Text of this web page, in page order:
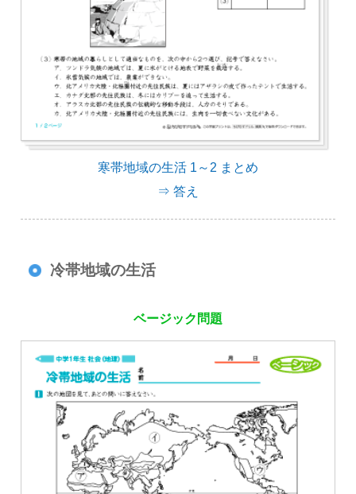
寒帯地域の生活 1～2 まとめ
⇒ 答え
冷帯地域の生活
ベージック問題